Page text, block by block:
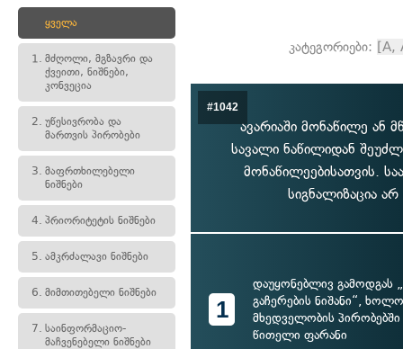
ყველა
1. მძღოლი, მგზავრი და
ქვეითი, ნიშნები,
კონვეცია
2. უწესივრობა და
მართვის პირობები
3. მაფრთხილებელი
ნიშნები
4. პრიორიტეტის ნიშნები
5. ამკრძალავი ნიშნები
6. მიმთითებელი ნიშნები
7. საინფორმაციო-
მაჩვენებელი ნიშნები
კატეგორიები: [A,
#1042
ავარიაში მონაწილე ან
სავალი ნაწილიდან
მონაწილეებისათვის.
სიგნალიზაცია
1
დაუყონებლივ გამოდგას
გაჩერების ნიშანი“,
მხედველობის პირობებში
წითელი ფარანი